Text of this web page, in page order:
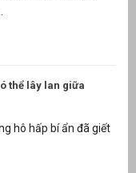
thể lây lan giữa
hô hấp bí ẩn đã giết